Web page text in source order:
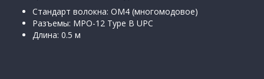
Стандарт волокна: OM4 (многомодовое)
Разъемы: MPO-12 Type B UPC
Длина: 0.5 м